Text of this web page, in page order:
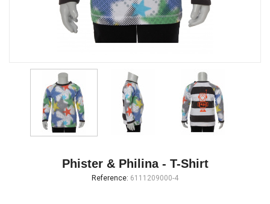
Phister & Philina - T-Shirt
Reference: 6111209000-4